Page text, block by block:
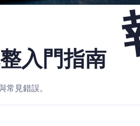
入門指南
見錯誤。